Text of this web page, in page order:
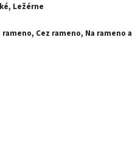
Ležérne
Cez rameno, Na rameno a